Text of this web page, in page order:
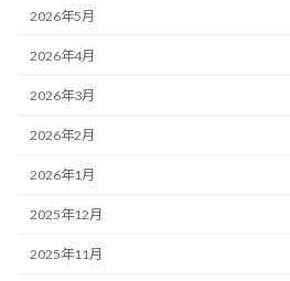
2026年5月
2026年4月
2026年3月
2026年2月
2026年1月
2025年12月
2025年11月